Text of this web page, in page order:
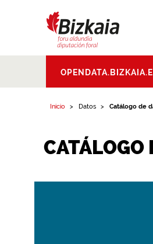
Aldundia.Diputacion
Foral de Bizkaia
Inicio Datos Catálogo de
CATÁLOGO